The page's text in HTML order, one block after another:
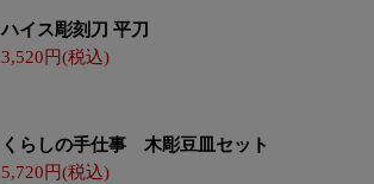
ハイス彫刻刀 平刀
3,520
くらしの手仕事 木彫豆皿セット
5,720